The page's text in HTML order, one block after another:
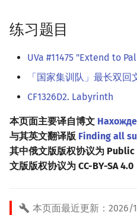
练习题目
UVa #11475 "Extend to
「国家集训队」最长双回
CF1326D2. Labyrinth
本页面主要译自博文
与其英文翻译版 Finding all
其中俄文版版权协议为
文版版权协议为 CC-BY-SA 4.0
本页面最近更新： 2026/